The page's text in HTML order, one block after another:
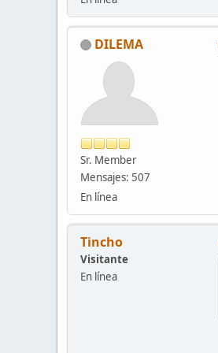
DILEMA
Sr. Member
Mensajes: 507
En línea
Tincho
Visitante
En línea